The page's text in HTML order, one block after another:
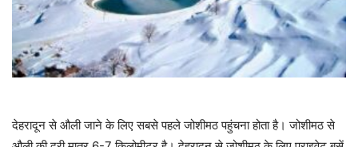
देहरादून से औली जाने के लिए सबसे पहले जोशीमठ पहुंचना होता है। जोशीमठ से